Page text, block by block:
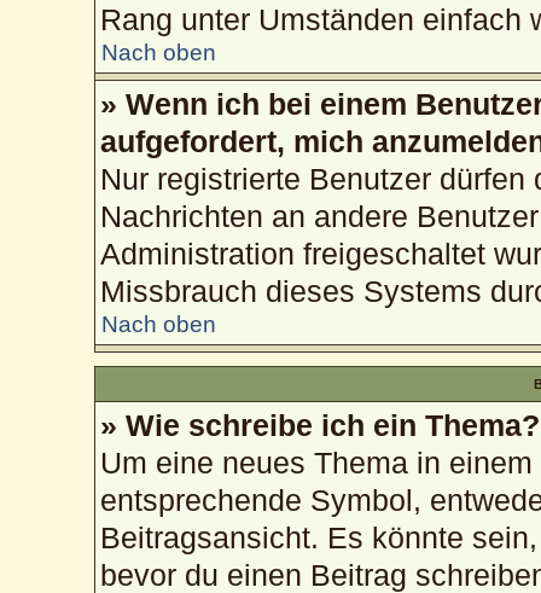
Rang unter Umständen einfach
Nach oben
» Wenn ich bei einem
aufgefordert, mich
Nur registrierte Benutzer
Nachrichten an andere
Administration freigeschaltet
Missbrauch dieses Systems
Nach oben
» Wie schreibe ich ein Thema?
Um eine neues Thema in
entsprechende Symbol,
Beitragsansicht. Es könnte
bevor du einen Beitrag